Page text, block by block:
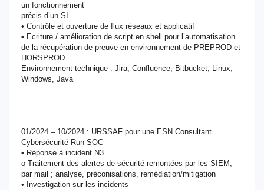
un fonctionnement
précis d’un SI
• Contrôle et ouverture de flux réseaux et applicatif
• Ecriture / amélioration de script en shell pour l’automatisation
de la récupération de preuve en environnement de PREPROD et
HORSPROD
Environnement technique : Jira, Confluence, Bitbucket, Linux,
Windows, Java
01/2024 – 10/2024 : URSSAF pour une ESN Consultant
Cybersécurité Run SOC
• Réponse à incident N3
o Traitement des alertes de sécurité remontées par les SIEM,
par mail ; analyse, préconisations, remédiation/mitigation
• Investigation sur les incidents